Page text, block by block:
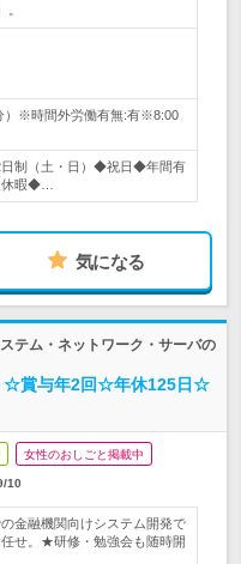
）※時間外労働有無:有※8:00
制（土・日）◆祝日◆年間有
休暇◆…
気になる
テム・ネットワーク・サーバの
☆賞与年2回☆年休125日☆
女性のおしごと掲載中
10
金融機関向けシステム開発で
せ。★研修・勉強会も随時開